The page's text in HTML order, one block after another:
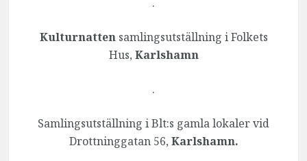
Kulturnattensamlingsutställning i Folkets
Hus, Karlshamn
.
Samlingsutställning i Blt:s gamla lokaler vid
Drottninggatan 56, Karlshamn.